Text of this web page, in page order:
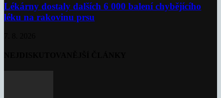
Lékárny dostaly dalších 6 000 balení chybějícího
léku na rakovinu prsu